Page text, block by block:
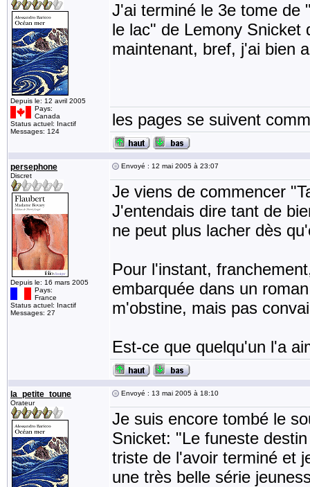
Depuis le: 12 avril 2005
Pays:
Canada
Status actuel: Inactif
Messages: 124
J'ai terminé le 3e tome de
le lac" de Lemony Snicket
maintenant, bref, j'ai bien
les pages se suivent
persephone
Discret
Depuis le: 16 mars 2005
Pays:
France
Status actuel: Inactif
Messages: 27
Envoyé : 12 mai 2005 à 23:07
Je viens de commencer
J'entendais dire tant de
ne peut plus lacher dès
Pour l'instant,
embarquée dans un
m'obstine, mais pas
Est-ce que quelqu'un l'a
la_petite_toune
Orateur
Envoyé : 13 mai 2005 à 18:10
Je suis encore tombé le
Snicket: "Le funeste
triste de l'avoir terminé et
une très belle série